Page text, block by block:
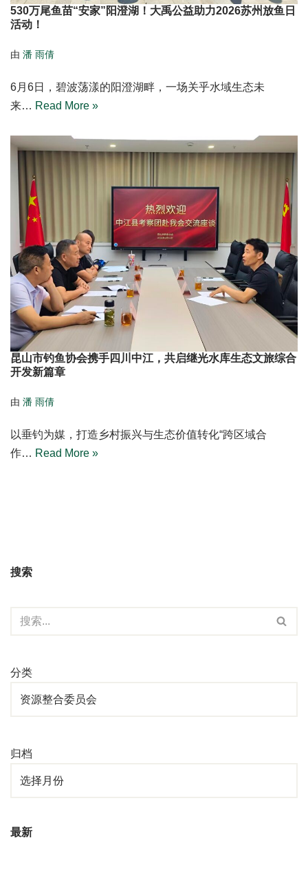
530万尾鱼苗“安家”阳澄湖！大禹公益助力2026苏州放鱼日
活动！
由 潘 雨倩
6月6日，碧波荡漾的阳澄湖畔，一场关乎水域生态未
来… Read More »
昆山市钓鱼协会携手四川中江，共启继光水库生态文旅综合
开发新篇章
由 潘 雨倩
以垂钓为媒，打造乡村振兴与生态价值转化“跨区域合
作… Read More »
搜索
分类
归档
最新